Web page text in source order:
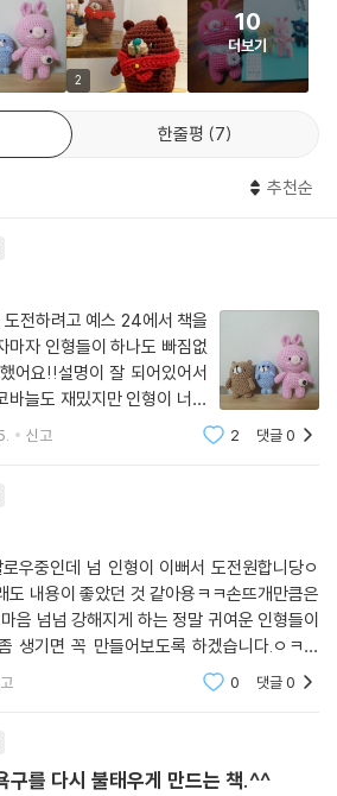
에 볼 수 있도록 만들었습니다. 단수와 콧수는
하나의 도안으로 만나 보세요. 이제 기호 도
가며 보느라 코와 단을 놓치는 일은 없을 거예
정도 사진으로 제공합니다. 친절한 설명과 디
성해 보세요.
이의 애착 인형으로
가지 손뜨개 인형과 일상생활에서도 사용할
만들어 보아요. 한 코씩 뜨다 보면 머릿속을
인형에만 집중할 수 있어요. 따뜻하고 포근
에 두어 지친 마음을 달래 보아요. 아이의 애
어 속 포인트 아이템으로 얼마나 좋은지 몰라
가득 특별한 선물이 되기도 하고요. 작품마다
하면 특별한 인형이 더욱 소중해질 거예요.
2
10
더보기
한줄평 7
추천순
전하려고 예스 24에서 책을
마자 인형들이 하나도 빠짐없
어요!!설명이 잘 되어있어서
바늘도 재밌지만 인형이 너무
었어요 지금 3개 만들었는데
신고 2 댓글0
우중인데 넘 인형이 이뻐서 도전원합니당ㅇ
도 내용이 좋았던 것 같아용ㅋㅋ손뜨개만큼은
음 넘넘 강해지게 하는 정말 귀여운 인형들이
생기면 꼭 만들어보도록 하겠습니다.ㅇㅋㅋ
도 맘에 드네여 ㅋㅋ빠른배송과 좋은 서비스
0 댓글0
구를 다시 불태우게 만드는 책.^^